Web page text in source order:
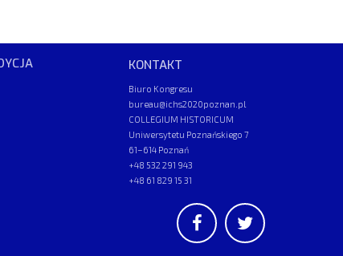
KONTAKT
Biuro Kongresu
bureau@ichs2020poznan.pl
COLLEGIUM HISTORICUM
Uniwersytetu Poznańskiego 7
61–614 Poznań
+48 532 291 943
+48 61 829 15 31